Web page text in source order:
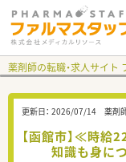
薬剤師の転職・求人サイト
更新日： 2026/07/14 薬剤
【函館市】≪時
知識も身に